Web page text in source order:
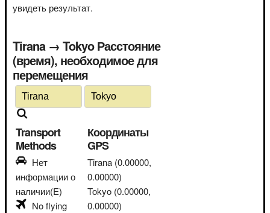
увидеть результат.
Tirana → Tokyo Расстояние
(время), необходимое для
перемещения
Transport
Methods
Нет
информации о
наличии(E)
No flying
Координаты
GPS
Tirana (0.00000,
0.00000)
Tokyo (0.00000,
0.00000)